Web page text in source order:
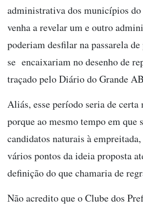
administrativa dos municípios
venha a revelar um e outro
poderiam desfilar na passarela
se encaixariam no desenho de
traçado pelo Diário do Grande
Aliás, esse período seria de certa
porque ao mesmo tempo em que
candidatos naturais à
vários pontos da ideia proposta
definição do que chamaria de
Não acredito que o Clube dos